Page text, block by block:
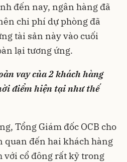
đến nay, ngân hàng đã
chi phí dự phòng đã
tài sản này vào cuối
lại tương ứng.
vay của 2 khách hàng
điểm hiện tại như thế
Tổng Giám đốc OCB cho
quan đến hai khách hàng
với cổ đông rất kỹ trong